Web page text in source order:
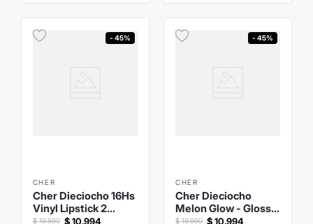
- 45%
CHER
Cher Dieciocho 16Hs
Vinyl Lipstick 2
Dusty Petal
$ 10.994
$ 19.990
- 45%
CHER
Cher Dieciocho
Melon Glow - Glossy
Lips
$10.994
$ 19.990